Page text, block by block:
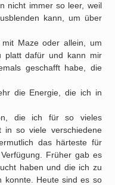
nicht immer so leer, weil
kann, um über
Maze oder allein, um
platt dafür und kann mir
geschafft habe, die
die Energie, die ich in
die ich für so vieles
so viele verschiedene
das härteste für
Früher gab es
haben und die ich zu
konnte. Heute sind es so